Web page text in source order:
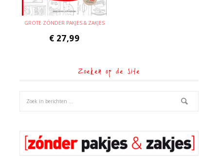
GROTE ZÓNDER PAKJES & ZAKJES
€ 27,99
Zoeken op de site